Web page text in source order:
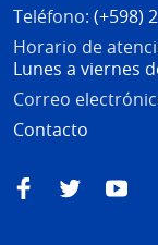
Teléfono: (+598)
Horario de
Lunes a viernes
Correo
Contacto
FacebookTwitter